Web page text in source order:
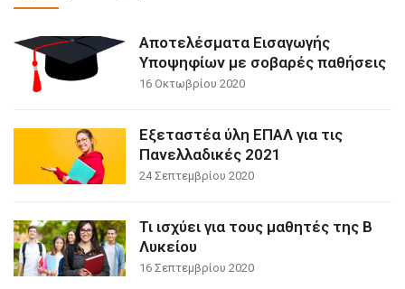
Αποτελέσματα Εισαγωγής
Υποψηφίων με σοβαρές παθήσεις
16 Οκτωβρίου 2020
Εξεταστέα ύλη ΕΠΑΛ για τις
Πανελλαδικές 2021
24 Σεπτεμβρίου 2020
Τι ισχύει για τους μαθητές της Β
Λυκείου
16 Σεπτεμβρίου 2020